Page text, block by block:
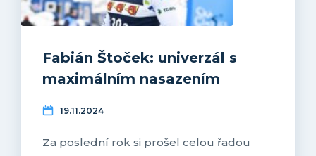
Fabián Štoček: univerzál s
maximálním nasazením
19.11.2024
Za poslední rok si prošel celou řadou